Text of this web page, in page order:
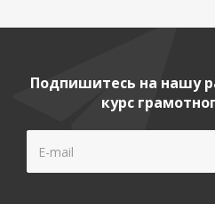
Подпишитесь на нашу
курс